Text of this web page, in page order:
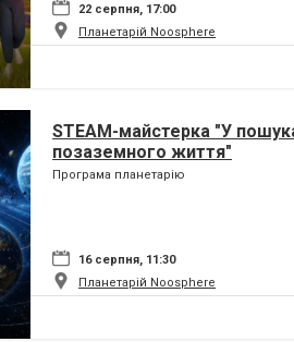
22 серпня, 17:00
Планетарій Noosphere
STEAM-майстерка "У
позаземного життя"
Програма планетарію
16 серпня, 11:30
Планетарій Noosphere